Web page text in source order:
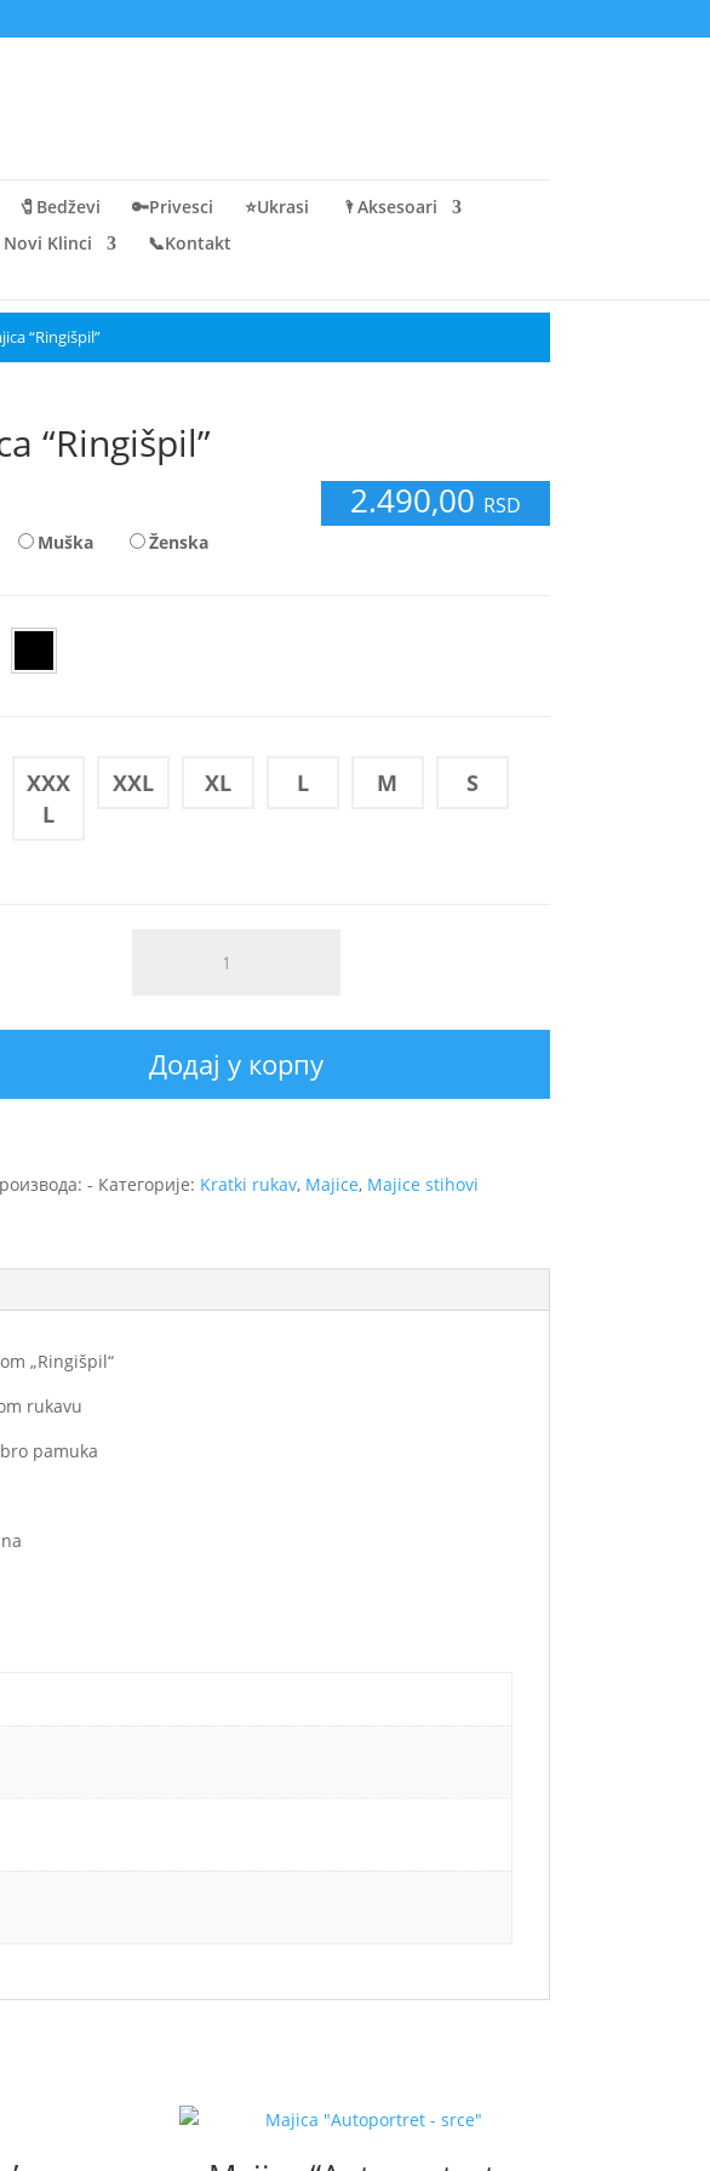
🧷Bedževi 🔑Privesci ⭐Ukrasi
🌂Aksesoari
Novi Klinci 📞Kontakt
“Ringišpil”
“Ringišpil”
2.490,00 RSD
Muška Ženska
XXX
L
XXL XL L M S
Додај у корпу
- Категорије: Kratki rukav, Majice, Majice stihovi
„Ringišpil“
rukavu
pamuka